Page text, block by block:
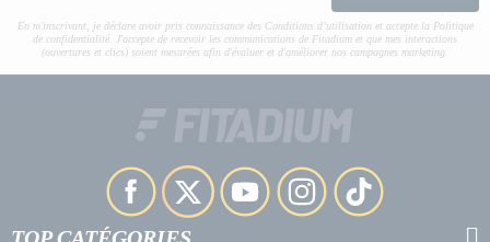
En m'inscrivant, je déclare avoir pris connaissance des Conditions d’utilisation et accepte la Politique
de confidentialité. J'accepte de recevoir les communications de Fitadium et que mes interactions
(ouvertures et clics) soient mesurées afin d'évaluer et d'améliorer nos campagnes marketing.